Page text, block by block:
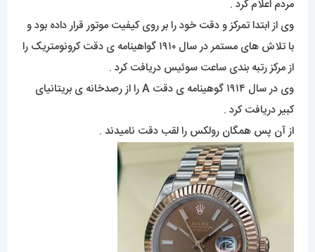
مردم اعلام کرد .
وی از ابتدا تمرکز و دقت خود را بر روی کیفیت موتور قرار داده بود و
با تلاش های مستمر در سال ۱۹۱۰ گواهینامه ی دقت کرونومتریک را
از مرکز رتبه بندی ساعت سوئیس دریافت کرد .
وی در سال ۱۹۱۴ گوهینامه ی دقت A را از رصدخانه ی بریتانیای
کبیر دریافت کرد .
از آن پس همگان رولکس را لقب دقت نامیدند .